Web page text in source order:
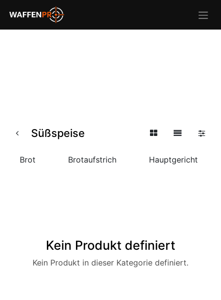
Süßspeise
Brot Brotaufstrich Hauptgericht
Kein Produkt definiert
Kein Produkt in dieser Kategorie definiert.